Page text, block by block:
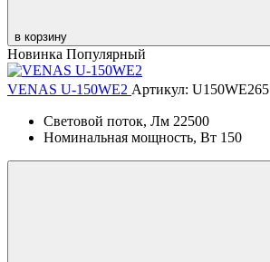
в корзину
Новинка Популярный
VENAS U-150WE2 Артикул: U150WE265
Световой поток, Лм 22500
Номинальная мощность, Вт 150